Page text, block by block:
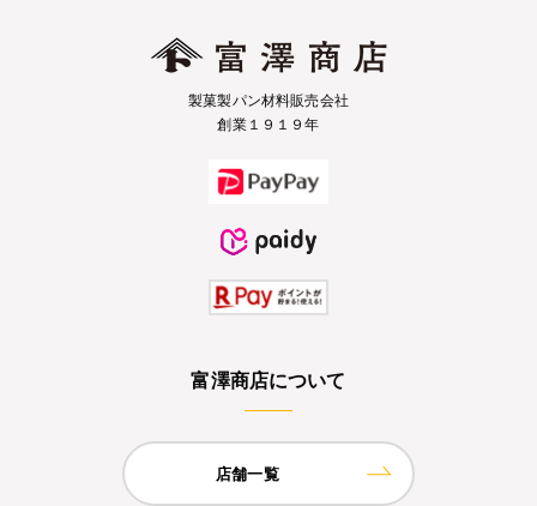
製菓製パン材料販売会社
創業１９１９年
富澤商店について
店舗一覧